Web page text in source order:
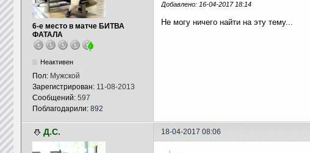
6-е место в матче БИТВА
ФАТАЛА
Неактивен
Пол: Мужской
Зарегистрирован: 11-08-2013
Сообщений: 597
Поблагодарили: 892
Добавлено: 16-04-2017 18:14
Не могу ничего найти на эту тему...
Д.С. 18-04-2017 08:06